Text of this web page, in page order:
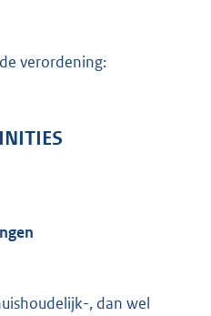
verordening:
, dan wel